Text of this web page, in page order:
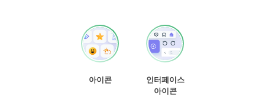
아이콘
인터페이스
아이콘